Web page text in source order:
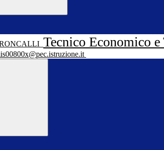
Tecnico Economico